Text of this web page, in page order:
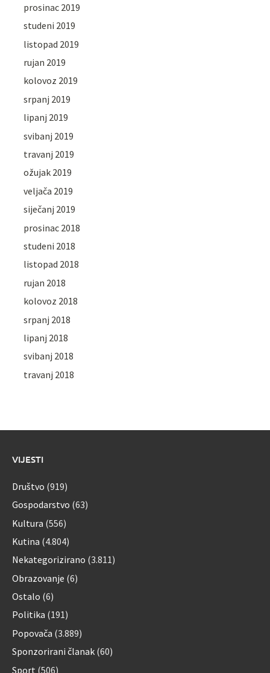
prosinac 2019
studeni 2019
listopad 2019
rujan 2019
kolovoz 2019
srpanj 2019
lipanj 2019
svibanj 2019
travanj 2019
ožujak 2019
veljača 2019
siječanj 2019
prosinac 2018
studeni 2018
listopad 2018
rujan 2018
kolovoz 2018
srpanj 2018
lipanj 2018
svibanj 2018
travanj 2018
VIJESTI
Društvo (919)
Gospodarstvo (63)
Kultura (556)
Kutina (4.804)
Nekategorizirano (3.811)
Obrazovanje (6)
Ostalo (6)
Politika (191)
Popovača (3.889)
Sponzorirani članak (60)
Sport (506)